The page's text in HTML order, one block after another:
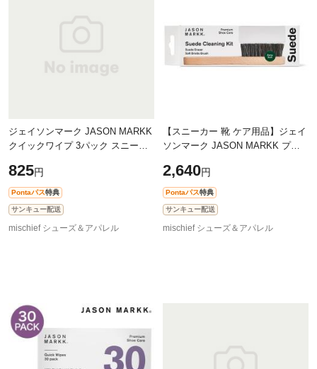
ジェイソンマーク JASON MARKK
クイックワイプ 3パック スニーカ
Quick Wipe 3 Pack メンズ・レデ
ィース 使い
825円
Pontaパス特典
サンキュー配送
mischief シューズ＆アパレル
【スニーカー 靴 ケア用品】ジェイ
ソンマーク JASON MARKK プレ
ト [310110] Premium Suede
Cleaning Kit
2,640円
Pontaパス特典
サンキュー配送
mischief シューズ＆アパレル